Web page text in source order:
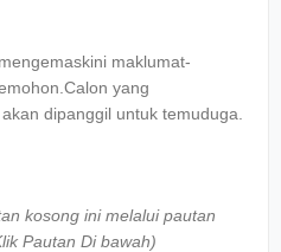
maklumat-
yang
dipanggil untuk temuduga.
kosong ini melalui pautan
Pautan Di bawah)